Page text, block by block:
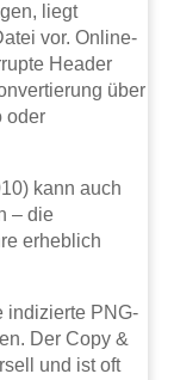
liegt
vor. Online-
Header
über
oder
kann auch
– die
erheblich
indizierte PNG-
Der Copy &
und ist oft